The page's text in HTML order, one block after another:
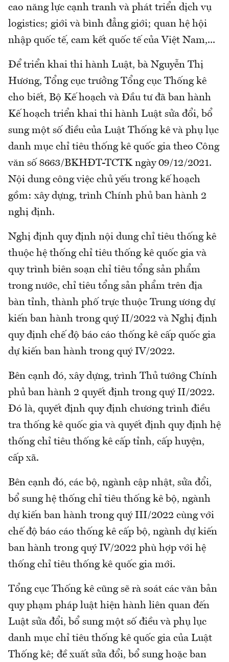
cao năng lực cạnh tranh và phát triển dịch vụ
logistics; giới và bình đẳng giới; quan hệ hội
nhập quốc tế, cam kết quốc tế của Việt Nam,...
Để triển khai thi hành Luật, bà Nguyễn Thị
Hương, Tổng cục trưởng Tổng cục Thống kê
cho biết, Bộ Kế hoạch và Đầu tư đã ban hành
Kế hoạch triển khai thi hành Luật sửa đổi, bổ
sung một số điều của Luật Thống kê và phụ lục
danh mục chỉ tiêu thống kê quốc gia theo Công
văn số 8663/BKHĐT-TCTK ngày 09/12/2021.
Nội dung công việc chủ yếu trong kế hoạch
gồm: xây dựng, trình Chính phủ ban hành 2
nghị định.
Nghị định quy định nội dung chỉ tiêu thống kê
thuộc hệ thống chỉ tiêu thống kê quốc gia và
quy trình biên soạn chỉ tiêu tổng sản phẩm
trong nước, chỉ tiêu tổng sản phẩm trên địa
bàn tỉnh, thành phố trực thuộc Trung ương dự
kiến ban hành trong quý II/2022 và Nghị định
quy định chế độ báo cáo thống kê cấp quốc gia
dự kiến ban hành trong quý IV/2022.
Bên cạnh đó, xây dựng, trình Thủ tướng Chính
phủ ban hành 2 quyết định trong quý II/2022.
Đó là, quyết định quy định chương trình điều
tra thống kê quốc gia và quyết định quy định hệ
thống chỉ tiêu thống kê cấp tỉnh, cấp huyện,
cấp xã.
Bên cạnh đó, các bộ, ngành cập nhật, sửa đổi,
bổ sung hệ thống chỉ tiêu thống kê bộ, ngành
dự kiến ban hành trong quý III/2022 cùng với
chế độ báo cáo thống kê cấp bộ, ngành dự kiến
ban hành trong quý IV/2022 phù hợp với hệ
thống chỉ tiêu thống kê quốc gia mới.
Tổng cục Thống kê cũng sẽ rà soát các văn bản
quy phạm pháp luật hiện hành liên quan đến
Luật sửa đổi, bổ sung một số điều và phụ lục
danh mục chỉ tiêu thống kê quốc gia của Luật
Thống kê; đề xuất sửa đổi, bổ sung hoặc ban